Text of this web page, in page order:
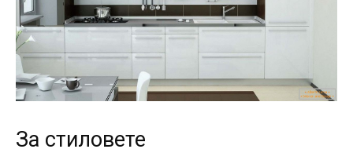
За стиловете